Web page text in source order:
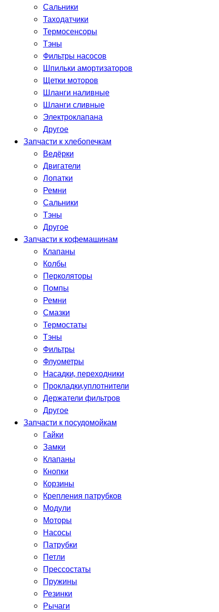
Сальники
Таходатчики
Термосенсоры
Тэны
Фильтры насосов
Шпильки амортизаторов
Щетки моторов
Шланги наливные
Шланги сливные
Электроклапана
Другое
Запчасти к хлебопечкам
Ведёрки
Двигатели
Лопатки
Ремни
Сальники
Тэны
Другое
Запчасти к кофемашинам
Клапаны
Колбы
Перколяторы
Помпы
Ремни
Смазки
Термостаты
Тэны
Фильтры
Флуометры
Насадки, переходники
Прокладки,уплотнители
Держатели фильтров
Другое
Запчасти к посудомойкам
Гайки
Замки
Клапаны
Кнопки
Корзины
Крепления патрубков
Модули
Моторы
Насосы
Патрубки
Петли
Прессостаты
Пружины
Резинки
Рычаги